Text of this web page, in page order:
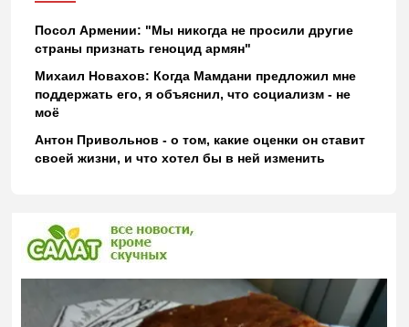
Посол Армении: "Мы никогда не просили другие
страны признать геноцид армян"
Михаил Новахов: Когда Мамдани предложил мне
поддержать его, я объяснил, что социализм - не
моё
Антон Привольнов - о том, какие оценки он ставит
своей жизни, и что хотел бы в ней изменить